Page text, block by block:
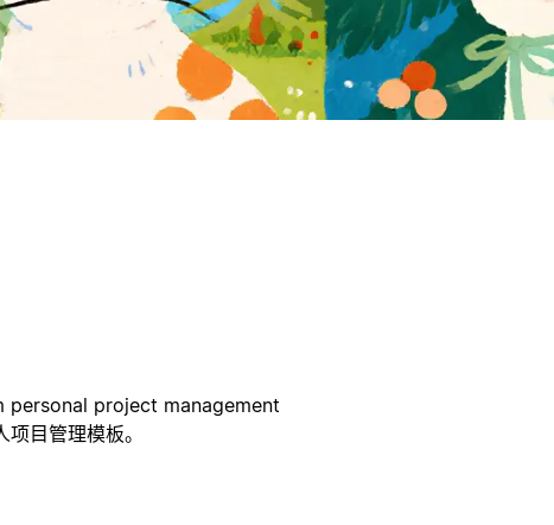
personal project management
目管理模板。